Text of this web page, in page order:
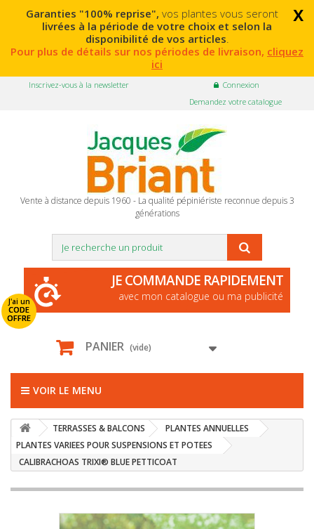
x
Garanties "100% reprise", vos plantes vous seront
livrées à la période de votre choix et selon la
disponibilité de vos articles.
Pour plus de détails sur nos périodes de livraison, cliquez
ici
Connexion
Inscrivez-vous à la newsletter
Demandez votre catalogue
Vente à distance depuis 1960 - La qualité pépiniériste reconnue depuis 3
générations
J'ai un
CODE
OFFRE
JE COMMANDE RAPIDEMENT
avec mon catalogue ou ma publicité
PANIER (vide)
VOIR LE MENU
TERRASSES & BALCONS
PLANTES ANNUELLES
PLANTES VARIEES POUR SUSPENSIONS ET POTEES
CALIBRACHOAS TRIXI® BLUE PETTICOAT